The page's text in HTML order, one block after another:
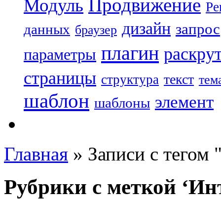
Модуль Продвижение
данных браузер дизайн запрос
параметры плагин
страницы структура текст
шаблон шаблоны элемент
Главная » Записи с тегом
Рубрики с меткой